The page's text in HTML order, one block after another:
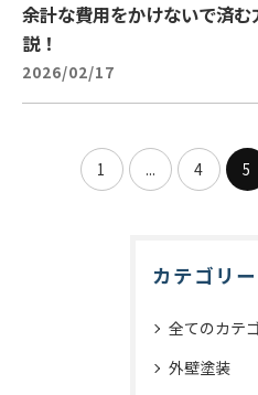
余計な費用をかけないで済む
説！
2026/02/17
1 ... 4 5
カテゴリー
全てのカテ
外壁塗装